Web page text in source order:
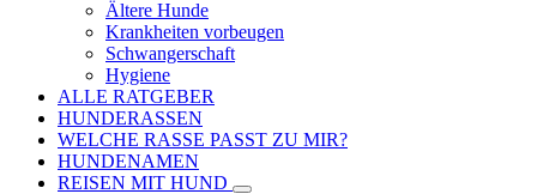
Ältere Hunde
Krankheiten vorbeugen
Schwangerschaft
Hygiene
ALLE RATGEBER
HUNDERASSEN
WELCHE RASSE PASST ZU MIR?
HUNDENAMEN
REISEN MIT HUND